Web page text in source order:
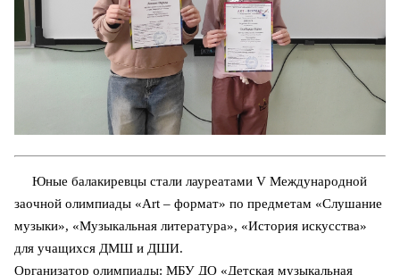
Юные балакиревцы стали лауреатами V Международной
заочной олимпиады «Art – формат» по предметам «Слушание
музыки», «Музыкальная литература», «История искусства»
для учащихся ДМШ и ДШИ.
Организатор олимпиады: МБУ ДО «Детская музыкальная